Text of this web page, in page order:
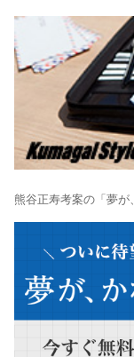
熊谷正寿考案の「夢